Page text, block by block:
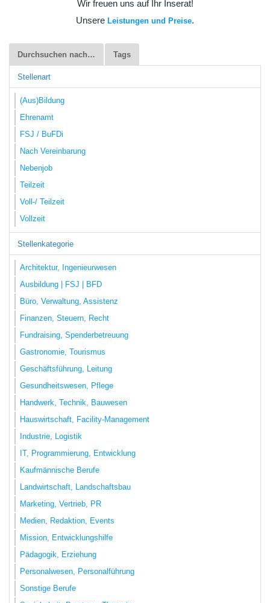
Wir freuen uns auf Ihr Inserat!
Unsere Leistungen und Preise.
Durchsuchen nach… Tags
Stellenart
(Aus)Bildung
Ehrenamt
FSJ / BuFDi
Nach Vereinbarung
Nebenjob
Teilzeit
Voll-/ Teilzeit
Vollzeit
Stellenkategorie
Architektur, Ingenieurwesen
Ausbildung | FSJ | BFD
Büro, Verwaltung, Assistenz
Finanzen, Steuern, Recht
Fundraising, Spenderbetreuung
Gastronomie, Tourismus
Geschäftsführung, Leitung
Gesundheitswesen, Pflege
Handwerk, Technik, Bauwesen
Hauswirtschaft, Facility-Management
Industrie, Logistik
IT, Programmierung, Entwicklung
Kaufmännische Berufe
Landwirtschaft, Landschaftsbau
Marketing, Vertrieb, PR
Medien, Redaktion, Events
Mission, Entwicklungshilfe
Pädagogik, Erziehung
Personalwesen, Personalführung
Sonstige Berufe